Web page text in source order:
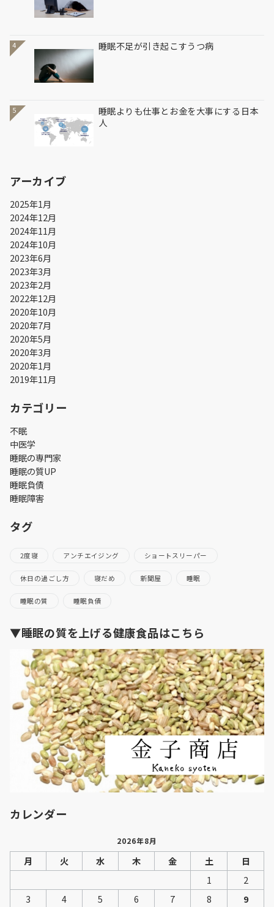
4 睡眠不足が引き起こすうつ病
5
睡眠よりも仕事とお金を大事にする日本
人
アーカイブ
2025年1月
2024年12月
2024年11月
2024年10月
2023年6月
2023年3月
2023年2月
2022年12月
2020年10月
2020年7月
2020年5月
2020年3月
2020年1月
2019年11月
カテゴリー
不眠
中医学
睡眠の専門家
睡眠の質UP
睡眠負債
睡眠障害
タグ
2度寝 アンチエイジング ショートスリーパー
休日の過ごし方 寝だめ 新聞屋 睡眠
睡眠の質 睡眠負債
▼睡眠の質を上げる健康食品はこちら
カレンダー
2026年8月
月 火 水 木 金 土
日
1
2
3
4 5 6 7 8 9